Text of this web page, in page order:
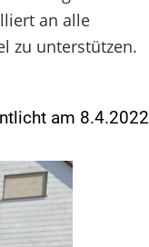
an alle
zu unterstützen.
am 8.4.2022